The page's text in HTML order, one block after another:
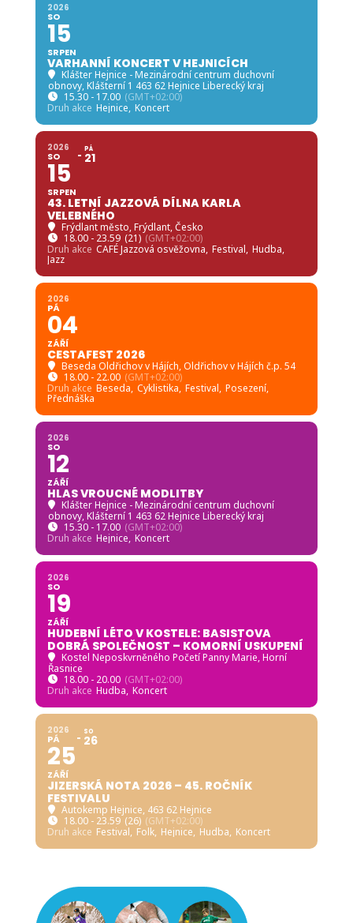
2026
SO
15
SRPEN
VARHANNÍ KONCERT V HEJNICÍCH
Klášter Hejnice - Mezinárodní centrum duchovní
obnovy, Klášterní 1 463 62 Hejnice Liberecký kraj
15.30 - 17.00 (GMT+02:00)
Druh akce Hejnice, Koncert
2026
SO
15
SRPEN
PÁ
21
43. LETNÍ JAZZOVÁ DÍLNA KARLA
VELEBNÉHO
Frýdlant město, Frýdlant, Česko
18.00 - 23.59 (21) (GMT+02:00)
Druh akce CAFÉ Jazzová osvěžovna, Festival, Hudba,
Jazz
2026
PÁ
04
ZÁŘÍ
CESTAFEST 2026
Beseda Oldřichov v Hájích, Oldřichov v Hájích č.p. 54
18.00 - 22.00 (GMT+02:00)
Druh akce Beseda, Cyklistika, Festival, Posezení,
Přednáška
2026
SO
12
ZÁŘÍ
HLAS VROUCNÉ MODLITBY
Klášter Hejnice - Mezinárodní centrum duchovní
obnovy, Klášterní 1 463 62 Hejnice Liberecký kraj
15.30 - 17.00 (GMT+02:00)
Druh akce Hejnice, Koncert
2026
SO
19
ZÁŘÍ
HUDEBNÍ LÉTO V KOSTELE: BASISTOVA
DOBRÁ SPOLEČNOST – KOMORNÍ USKUPENÍ
Kostel Neposkvrněného Početí Panny Marie, Horní
Řasnice
18.00 - 20.00 (GMT+02:00)
Druh akce Hudba, Koncert
2026
PÁ
25
ZÁŘÍ
SO
26
JIZERSKÁ NOTA 2026 – 45. ROČNÍK
FESTIVALU
Autokemp Hejnice, 463 62 Hejnice
18.00 - 23.59 (26) (GMT+02:00)
Druh akce Festival, Folk, Hejnice, Hudba, Koncert